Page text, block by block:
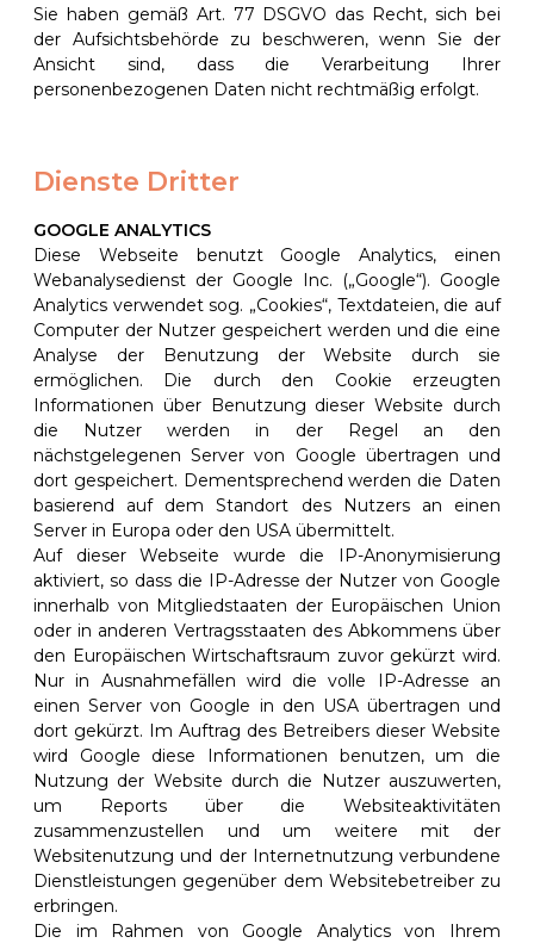
Sie haben gemäß Art. 77 DSGVO das Recht, sich bei
der Aufsichtsbehörde zu beschweren, wenn Sie der
Ansicht sind, dass die Verarbeitung Ihrer
personenbezogenen Daten nicht rechtmäßig erfolgt.
Dienste Dritter
GOOGLE ANALYTICS
Diese Webseite benutzt Google Analytics, einen
Webanalysedienst der Google Inc. („Google“). Google
Analytics verwendet sog. „Cookies“, Textdateien, die auf
Computer der Nutzer gespeichert werden und die eine
Analyse der Benutzung der Website durch sie
ermöglichen. Die durch den Cookie erzeugten
Informationen über Benutzung dieser Website durch
die Nutzer werden in der Regel an den
nächstgelegenen Server von Google übertragen und
dort gespeichert. Dementsprechend werden die Daten
basierend auf dem Standort des Nutzers an einen
Server in Europa oder den USA übermittelt.
Auf dieser Webseite wurde die IP-Anonymisierung
aktiviert, so dass die IP-Adresse der Nutzer von Google
innerhalb von Mitgliedstaaten der Europäischen Union
oder in anderen Vertragsstaaten des Abkommens über
den Europäischen Wirtschaftsraum zuvor gekürzt wird.
Nur in Ausnahmefällen wird die volle IP-Adresse an
einen Server von Google in den USA übertragen und
dort gekürzt. Im Auftrag des Betreibers dieser Website
wird Google diese Informationen benutzen, um die
Nutzung der Website durch die Nutzer auszuwerten,
um Reports über die Websiteaktivitäten
zusammenzustellen und um weitere mit der
Websitenutzung und der Internetnutzung verbundene
Dienstleistungen gegenüber dem Websitebetreiber zu
erbringen.
Die im Rahmen von Google Analytics von Ihrem